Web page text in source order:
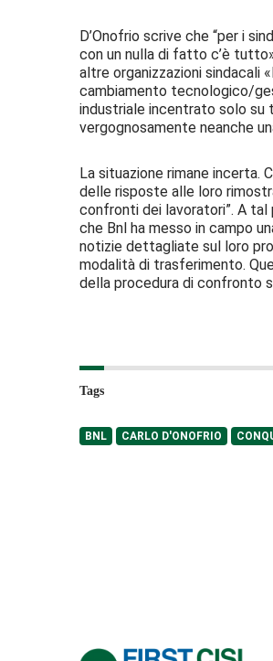
D’Onofrio scrive che “per i
con un nulla di fatto c’è
altre organizzazioni sindacali
cambiamento tecnologico/
industriale incentrato solo su
vergognosamente neanche
La situazione rimane incerta.
delle risposte alle loro
confronti dei lavoratori”. A tal
che Bnl ha messo in campo
notizie dettagliate sul loro
modalità di trasferimento.
della procedura di confronto
Tags
BNL CARLO D'ONOFRIO